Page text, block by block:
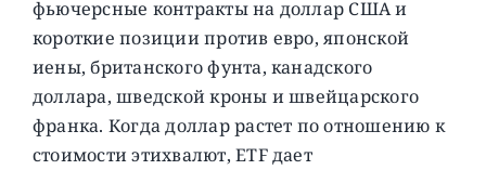
фьючерсные контракты на доллар США и
короткие позиции против евро, японской
иены, британского фунта, канадского
доллара, шведской кроны и швейцарского
франка. Когда доллар растет по отношению к
стоимости этихвалют, ETF дает